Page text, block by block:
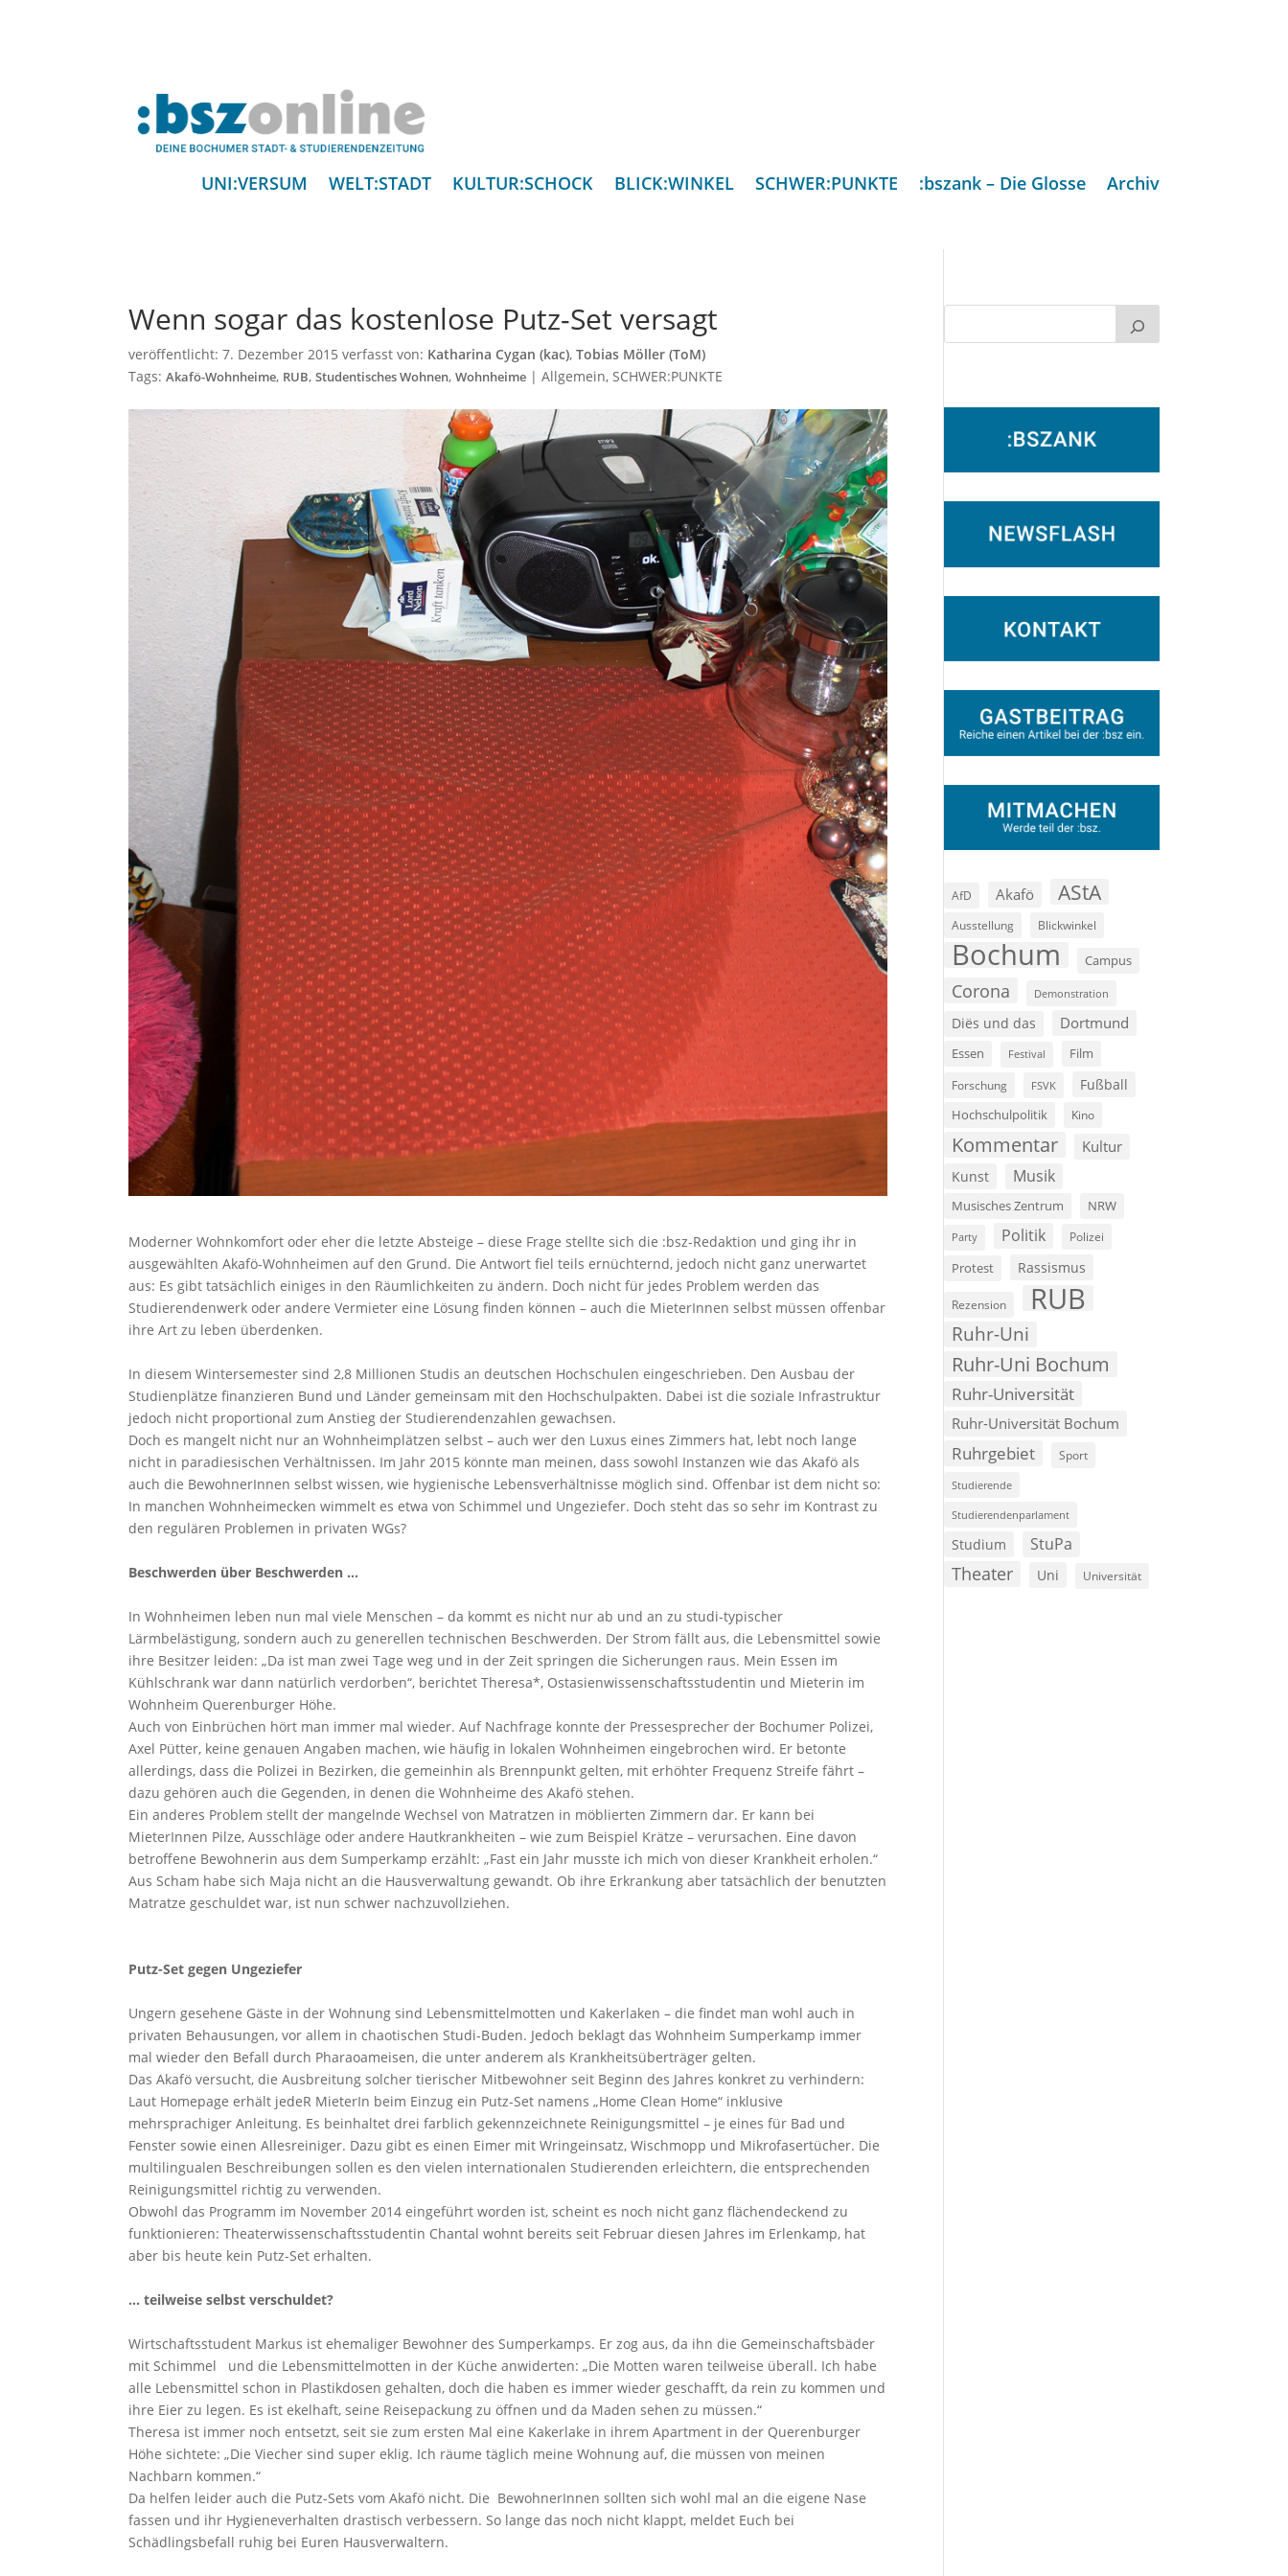
UNI:VERSUM WELT:STADT KULTUR:SCHOCK BLICK:WINKEL SCHWER:PUNKTE :bszank – Die Glosse Archiv
Wenn sogar das kostenlose Putz-Set versagt
veröffentlicht:7. Dezember 2015 verfasst von: Katharina Cygan (kac),Tobias Möller (ToM)
Tags:Akafö-Wohnheime, RUB,Studentisches Wohnen,Wohnheime |Allgemein,SCHWER:PUNKTE
Moderner Wohnkomfort oder eher die letzte Absteige – diese Frage stellte sich die :bsz-Redaktion und ging ihr in
ausgewählten Akafö-Wohnheimen auf den Grund. Die Antwort fiel teils ernüchternd, jedoch nicht ganz unerwartet
aus: Es gibt tatsächlich einiges in den Räumlichkeiten zu ändern. Doch nicht für jedes Problem werden das
Studierendenwerk oder andere Vermieter eine Lösung finden können – auch die MieterInnen selbst müssen offenbar
ihre Art zu leben überdenken.
In diesem Wintersemester sind 2,8 Millionen Studis an deutschen Hochschulen eingeschrieben. Den Ausbau der
Studienplätze finanzieren Bund und Länder gemeinsam mit den Hochschulpakten. Dabei ist die soziale Infrastruktur
jedoch nicht proportional zum Anstieg der Studierendenzahlen gewachsen.
Doch es mangelt nicht nur an Wohnheimplätzen selbst – auch wer den Luxus eines Zimmers hat, lebt noch lange
nicht in paradiesischen Verhältnissen. Im Jahr 2015 könnte man meinen, dass sowohl Instanzen wie das Akafö als
auch die BewohnerInnen selbst wissen, wie hygienische Lebensverhältnisse möglich sind. Offenbar ist dem nicht so:
In manchen Wohnheimecken wimmelt es etwa von Schimmel und Ungeziefer. Doch steht das so sehr im Kontrast zu
den regulären Problemen in privaten WGs?
Beschwerden über Beschwerden …
In Wohnheimen leben nun mal viele Menschen – da kommt es nicht nur ab und an zu studi-typischer
Lärmbelästigung, sondern auch zu generellen technischen Beschwerden. Der Strom fällt aus, die Lebensmittel sowie
ihre Besitzer leiden: „Da ist man zwei Tage weg und in der Zeit springen die Sicherungen raus. Mein Essen im
Kühlschrank war dann natürlich verdorben“, berichtet Theresa*, Ostasienwissenschaftsstudentin und Mieterin im
Wohnheim Querenburger Höhe.
Auch von Einbrüchen hört man immer mal wieder. Auf Nachfrage konnte der Pressesprecher der Bochumer Polizei,
Axel Pütter, keine genauen Angaben machen, wie häufig in lokalen Wohnheimen eingebrochen wird. Er betonte
allerdings, dass die Polizei in Bezirken, die gemeinhin als Brennpunkt gelten, mit erhöhter Frequenz Streife fährt –
dazu gehören auch die Gegenden, in denen die Wohnheime des Akafö stehen.
Ein anderes Problem stellt der mangelnde Wechsel von Matratzen in möblierten Zimmern dar. Er kann bei
MieterInnen Pilze, Ausschläge oder andere Hautkrankheiten – wie zum Beispiel Krätze – verursachen. Eine davon
betroffene Bewohnerin aus dem Sumperkamp erzählt: „Fast ein Jahr musste ich mich von dieser Krankheit erholen.“
Aus Scham habe sich Maja nicht an die Hausverwaltung gewandt. Ob ihre Erkrankung aber tatsächlich der benutzten
Matratze geschuldet war, ist nun schwer nachzuvollziehen.
Putz-Set gegen Ungeziefer
Ungern gesehene Gäste in der Wohnung sind Lebensmittelmotten und Kakerlaken – die findet man wohl auch in
privaten Behausungen, vor allem in chaotischen Studi-Buden. Jedoch beklagt das Wohnheim Sumperkamp immer
mal wieder den Befall durch Pharaoameisen, die unter anderem als Krankheitsüberträger gelten.
Das Akafö versucht, die Ausbreitung solcher tierischer Mitbewohner seit Beginn des Jahres konkret zu verhindern:
Laut Homepage erhält jedeR MieterIn beim Einzug ein Putz-Set namens „Home Clean Home“ inklusive
mehrsprachiger Anleitung. Es beinhaltet drei farblich gekennzeichnete Reinigungsmittel – je eines für Bad und
Fenster sowie einen Allesreiniger. Dazu gibt es einen Eimer mit Wringeinsatz, Wischmopp und Mikrofasertücher. Die
multilingualen Beschreibungen sollen es den vielen internationalen Studierenden erleichtern, die entsprechenden
Reinigungsmittel richtig zu verwenden.
Obwohl das Programm im November 2014 eingeführt worden ist, scheint es noch nicht ganz flächendeckend zu
funktionieren: Theaterwissenschaftsstudentin Chantal wohnt bereits seit Februar diesen Jahres im Erlenkamp, hat
aber bis heute kein Putz-Set erhalten.
… teilweise selbst verschuldet?
Wirtschaftsstudent Markus ist ehemaliger Bewohner des Sumperkamps. Er zog aus, da ihn die Gemeinschaftsbäder
mit Schimmel und die Lebensmittelmotten in der Küche anwiderten: „Die Motten waren teilweise überall. Ich habe
alle Lebensmittel schon in Plastikdosen gehalten, doch die haben es immer wieder geschafft, da rein zu kommen und
ihre Eier zu legen. Es ist ekelhaft, seine Reisepackung zu öffnen und da Maden sehen zu müssen.“
Theresa ist immer noch entsetzt, seit sie zum ersten Mal eine Kakerlake in ihrem Apartment in der Querenburger
Höhe sichtete: „Die Viecher sind super eklig. Ich räume täglich meine Wohnung auf, die müssen von meinen
Nachbarn kommen.“
Da helfen leider auch die Putz-Sets vom Akafö nicht. Die BewohnerInnen sollten sich wohl mal an die eigene Nase
fassen und ihr Hygieneverhalten drastisch verbessern. So lange das noch nicht klappt, meldet Euch bei
Schädlingsbefall ruhig bei Euren Hausverwaltern.
AfD Akafö AStA
Ausstellung Blickwinkel
Bochum Campus
Corona Demonstration
Diës und das Dortmund
Essen Festival Film
Forschung FSVK Fußball
Hochschulpolitik Kino
Kommentar Kultur
Kunst Musik
Musisches Zentrum NRW
Party Politik Polizei
Protest Rassismus
Rezension RUB
Ruhr-Uni
Ruhr-Uni Bochum
Ruhr-Universität
Ruhr-Universität Bochum
Ruhrgebiet Sport
Studierende
Studierendenparlament
Studium StuPa
Theater Uni Universität